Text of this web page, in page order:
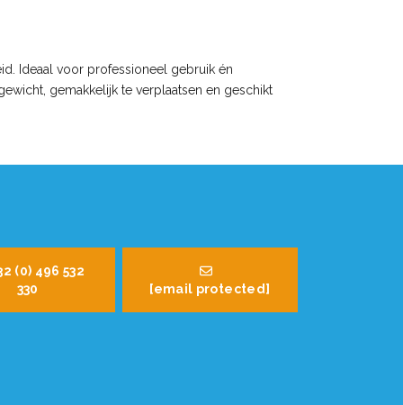
Ideaal voor professioneel gebruik én
gemakkelijk te verplaatsen en geschikt
(0) 496 532
330
[email protected]